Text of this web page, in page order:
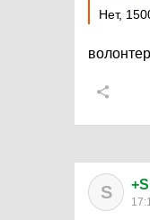
Нет,
S